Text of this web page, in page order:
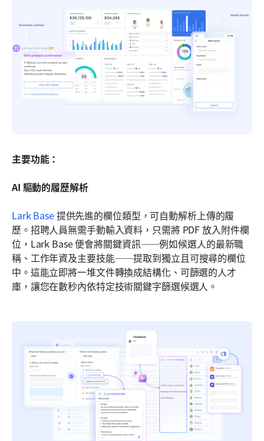
主要功能：
AI 驅動的履歷解析
Lark Base 提供先進的欄位類型，可自動解析上傳的履
歷。招聘人員無需手動輸入資料，只需將 PDF 放入附件欄
位，Lark Base 便會將關鍵資訊——例如候選人的最新職
稱、工作年資及主要技能——提取到獨立且可搜尋的欄位
中。這能立即將一堆文件轉換成結構化、可篩選的人才
庫，讓您在數秒內依特定技術關鍵字篩選候選人。